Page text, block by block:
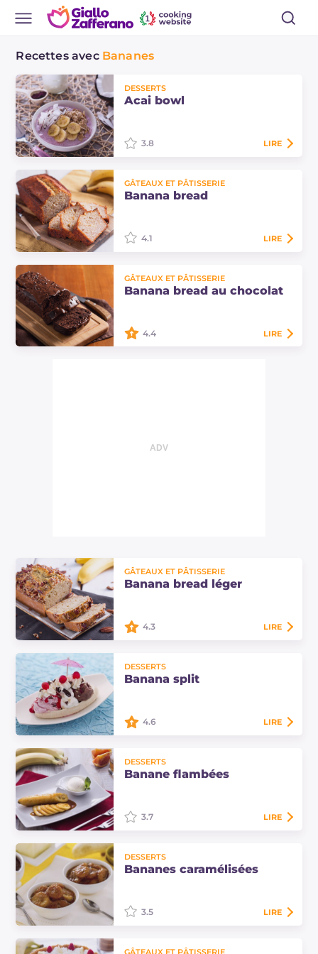
Recettes avec Bananes
DESSERTS
Acai bowl
avec des céréales et des fruits secs
servie avec un mélange à base de
3.8 LIRE
GÂTEAUX ET PÂTISSERIE
Banana bread
parfumé, parfait pour le petit-
déjeuner et le goûter. Recette facile
4.1 LIRE
GÂTEAUX ET PÂTISSERIE
Banana bread au chocolat
4.4 LIRE
GÂTEAUX ET PÂTISSERIE
Banana bread léger
à la banane sans sucre et sans
lactose, parfait pour un petit-
4.3 LIRE
DESSERTS
Banana split
fruits et de glace, est l'un des
desserts américains les plus
4.6 LIRE
DESSERTS
Banane flambées
bananes, simple et rapide mais en
même temps originale et un peu
3.7 LIRE
DESSERTS
Bananes caramélisées
3.5 LIRE
GÂTEAUX ET PÂTISSERIE